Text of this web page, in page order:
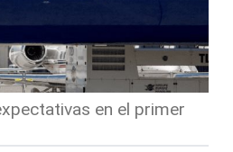
en el primer